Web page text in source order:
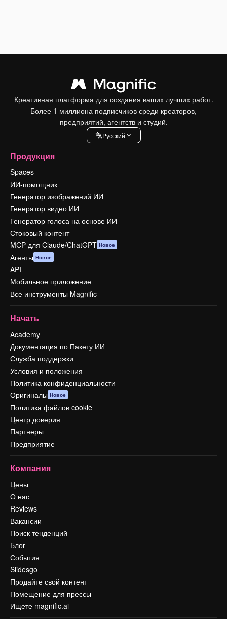
Креативная платформа для создания ваших лучших работ.
Более 1 миллиона подписчиков среди креаторов,
предприятий, агентств и студий.
Pусский
Продукция
Spaces
ИИ-помощник
Генератор изображений ИИ
Генератор видео ИИ
Генератор голоса на основе ИИ
Стоковый контент
MCP для Claude/ChatGPT Новое
Агенты Новое
API
Мобильное приложение
Все инструменты Magnific
Начать
Academy
Документация по Пакету ИИ
Служба поддержки
Условия и положения
Политика конфиденциальности
Оригиналы Новое
Политика файлов cookie
Центр доверия
Партнеры
Предприятие
Компания
Цены
О нас
Reviews
Вакансии
Поиск тенденций
Блог
События
Slidesgo
Продайте свой контент
Помещение для прессы
Ищете magnific.ai